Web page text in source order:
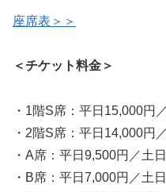
座席表＞＞
＜チケット料金＞
・1階S席：平日15,000円
・2階S席：平日14,000円
・A席：平日9,500円／土
・B席：平日7,000円／土